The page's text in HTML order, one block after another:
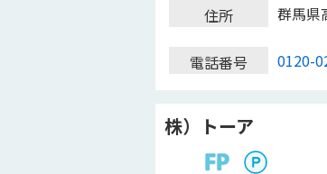
住所 群馬県
電話番号 0120-
株）トーア